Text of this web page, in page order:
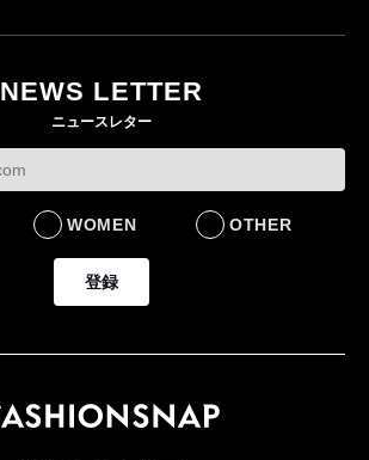
社長 「のんびりした
ら先はない」“前進”す
BUSINESS
BUSINESS
NEWS LETTER
ニュースレター
WOMEN OTHER
登録